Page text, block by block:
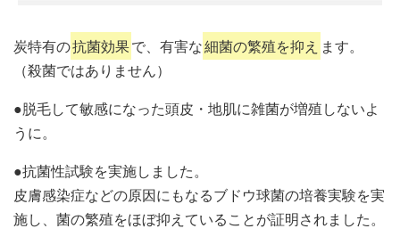
炭特有の抗菌効果で、有害な細菌の繁殖を抑え ます。
（殺菌ではありません）
●脱毛して敏感になった頭皮・地肌に雑菌が増殖しないよ
うに。
●抗菌性試験を実施しました。
皮膚感染症などの原因にもなるブドウ球菌の培養実験を実
施し、菌の繁殖をほぼ抑えていることが証明されました。